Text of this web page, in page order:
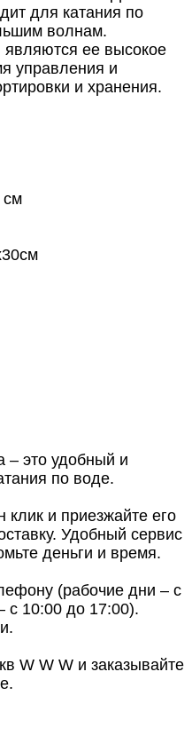
для катания по
волнам.
являются ее высокое
управления и
и хранения.
см
– это удобный и
по воде.
клик и приезжайте его
Удобный сервис
деньги и время.
(рабочие дни – с
с 10:00 до 17:00).
W W W и заказывайте